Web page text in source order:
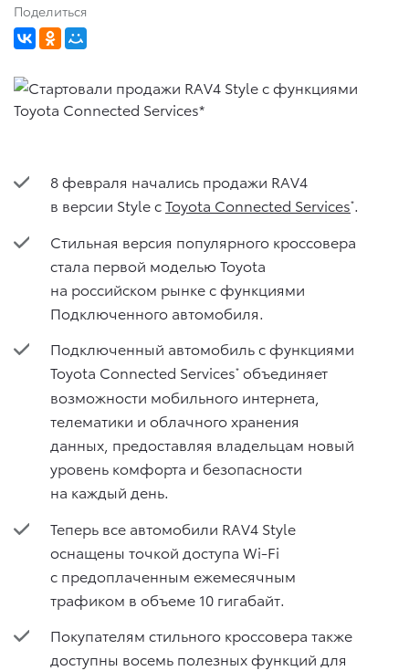
Поделиться
8 февраля начались продажи RAV4
в версии Style сToyota Connected Services*.
Стильная версия популярного кроссовера
стала первой моделью Toyota
на российском рынке с функциями
Подключенного автомобиля.
Подключенный автомобиль с функциями
Toyota Connected Services* объединяет
возможности мобильного интернета,
телематики и облачного хранения
данных, предоставляя владельцам новый
уровень комфорта и безопасности
на каждый день.
Теперь все автомобили RAV4 Style
оснащены точкой доступа Wi-Fi
с предоплаченным ежемесячным
трафиком в объеме 10 гигабайт.
Покупателям стильного кроссовера также
доступны восемь полезных функций для